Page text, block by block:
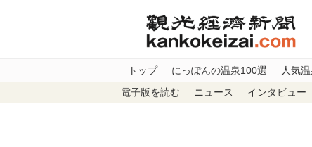
トップ にっぽんの温泉100選 人気
電子版を読む ニュース インタビュー